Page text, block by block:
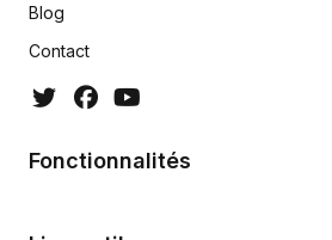
Blog
Contact
Fonctionnalités